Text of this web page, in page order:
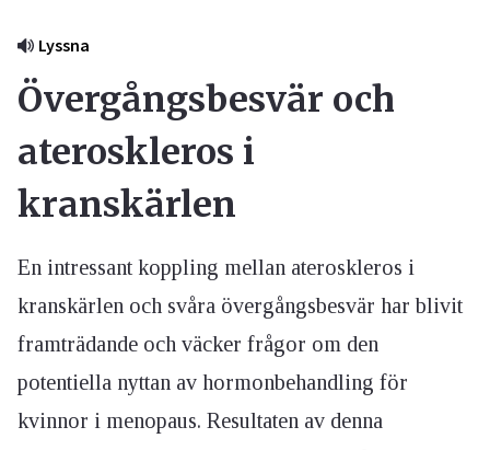
Lyssna
Övergångsbesvär och
ateroskleros i
kranskärlen
En intressant koppling mellan ateroskleros i
kranskärlen och svåra övergångsbesvär har blivit
framträdande och väcker frågor om den
potentiella nyttan av hormonbehandling för
kvinnor i menopaus. Resultaten av denna